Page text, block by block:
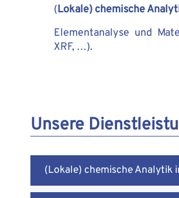
(Lokale) chemische
Elementanalyse und
XRF, …).
Unsere
(Lokale) chemische Analytik